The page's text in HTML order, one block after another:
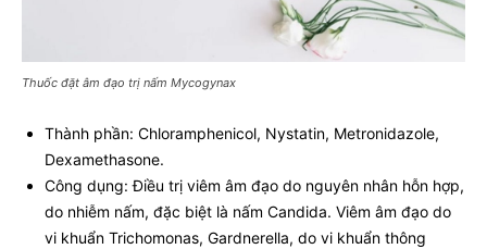
Thuốc đặt âm đạo trị nấm Mycogynax
Thành phần: Chloramphenicol, Nystatin, Metronidazole,
Dexamethasone.
Công dụng: Điều trị viêm âm đạo do nguyên nhân hỗn hợp,
do nhiễm nấm, đặc biệt là nấm Candida. Viêm âm đạo do
vi khuẩn Trichomonas, Gardnerella, do vi khuẩn thông